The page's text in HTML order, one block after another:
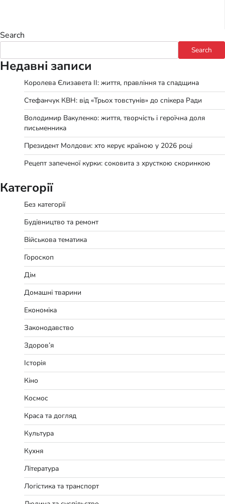
Search
Search
Недавні записи
Королева Єлизавета II: життя, правління та спадщина
Стефанчук КВН: від «Трьох товстунів» до спікера Ради
Володимир Вакуленко: життя, творчість і героїчна доля
письменника
Президент Молдови: хто керує країною у 2026 році
Рецепт запеченої курки: соковита з хрусткою скоринкою
Категорії
Без категорії
Будівництво та ремонт
Військова тематика
Гороскоп
Дім
Домашні тварини
Економіка
Законодавство
Здоров’я
Історія
Кіно
Космос
Краса та догляд
Культура
Кухня
Література
Логістика та транспорт